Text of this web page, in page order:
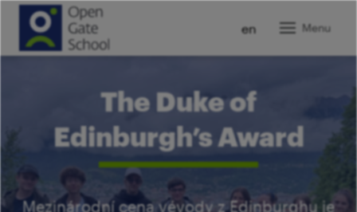
Menu
cz
en
The Duke of
Edinburgh’s Award
Mezinárodní cena vévody z Edinburghu je